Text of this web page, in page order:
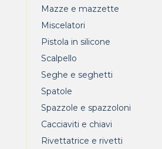
Mazze e mazzette
Miscelatori
Pistola in silicone
Scalpello
Seghe e seghetti
Spatole
Spazzole e spazzoloni
Cacciaviti e chiavi
Rivettatrice e rivetti